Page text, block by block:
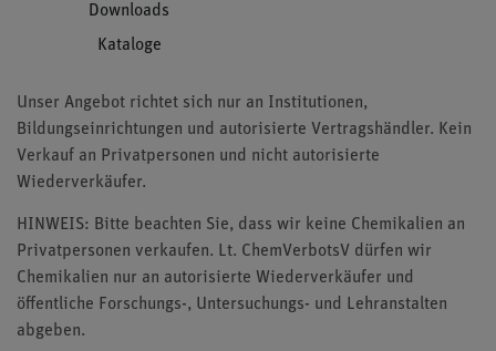
Downloads
Kataloge
Unser Angebot richtet sich nur an Institutionen,
Bildungseinrichtungen und autorisierte Vertragshändler. Kein
Verkauf an Privatpersonen und nicht autorisierte
Wiederverkäufer.
HINWEIS: Bitte beachten Sie, dass wir keine Chemikalien an
Privatpersonen verkaufen. Lt. ChemVerbotsV dürfen wir
Chemikalien nur an autorisierte Wiederverkäufer und
öffentliche Forschungs-, Untersuchungs- und Lehranstalten
abgeben.